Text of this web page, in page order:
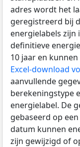
adres wordt het
geregistreerd bij
energielabels
definitieve
10 jaar en
Excel-download
aanvullende
berekeningstype
energielabel. De
gebaseerd op
datum kunnen
zijn gewijzigd of